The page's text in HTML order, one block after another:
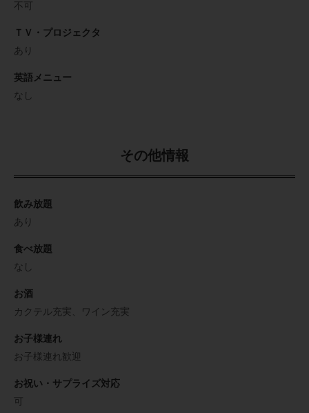
不可
ＴＶ・プロジェクタ
あり
英語メニュー
なし
その他情報
飲み放題
あり
食べ放題
なし
お酒
カクテル充実、ワイン充実
お子様連れ
お子様連れ歓迎
お祝い・サプライズ対応
可